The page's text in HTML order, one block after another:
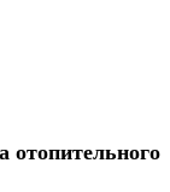
отопительного